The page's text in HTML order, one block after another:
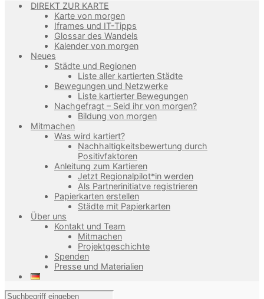
DIREKT ZUR KARTE
Karte von morgen
Iframes und IT-Tipps
Glossar des Wandels
Kalender von morgen
Neues
Städte und Regionen
Liste aller kartierten Städte
Bewegungen und Netzwerke
Liste kartierter Bewegungen
Nachgefragt – Seid ihr von morgen?
Bildung von morgen
Mitmachen
Was wird kartiert?
Nachhaltigkeitsbewertung durch
Positivfaktoren
Anleitung zum Kartieren
Jetzt Regionalpilot*in werden
Als Partnerinitiatve registrieren
Papierkarten erstellen
Städte mit Papierkarten
Über uns
Kontakt und Team
Mitmachen
Projektgeschichte
Spenden
Presse und Materialien